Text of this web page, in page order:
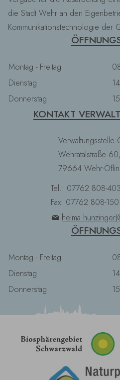
die Stadt Wehr an den
Kommunikationstechnologie der
Montag - Freitag
Dienstag
Donnerstag
KONTAKT
Verwaltungsstelle
Wehratalstraße 60,
79664 Wehr-
Tel.: 07762 808-403
Fax: 07762 808-150
Montag - Freitag
Dienstag
Donnerstag